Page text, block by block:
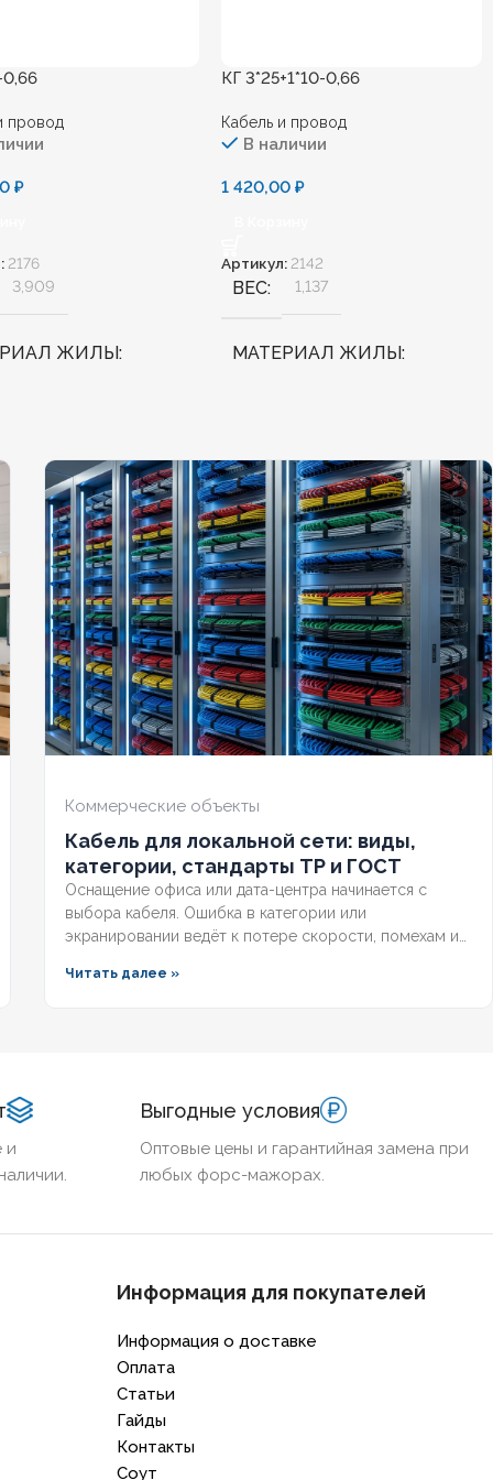
0,66
провод
₽
2176
3,909
ЖИЛЫ
Нет
Нет
ТПЖ 70
Нет
ЭКРАНА Нет
ЖИЛ 5
КГ 3*25+1*10-0,66
Кабель и провод
В наличии
1 420,00₽
Артикул: 2142
ВЕС 1,137
МАТЕРИАЛ ЖИЛЫ
БЕЗГАЛОГЕННЫЙ Нет
ХЛАДОСТОЙКИЙ Нет
СЕЧЕНИЕ ТПЖ 2,5
ОГНЕСТОЙКИЙ Нет
НАЛИЧИЕ ЭКРАНА Нет
БРОНИРОВАННЫЙ
КОЛИЧЕСТВО ЖИЛ
Коммерческие объекты
Кабель для локальной сети: виды,
категории, стандарты ТР и ГОСТ
Оснащение офиса или дата-центра начинается с
выбора кабеля. Ошибка в категории или
экранировании ведёт к потере скорости, помехам и
используется в локальной сети, какие категории
Читать далее »
и
Выгодные условия
Оптовые цены и гарантийная замена при
любых форс-мажорах.
Информация для покупателей
Информация о доставке
Оплата
Статьи
Гайды
Контакты
Соут